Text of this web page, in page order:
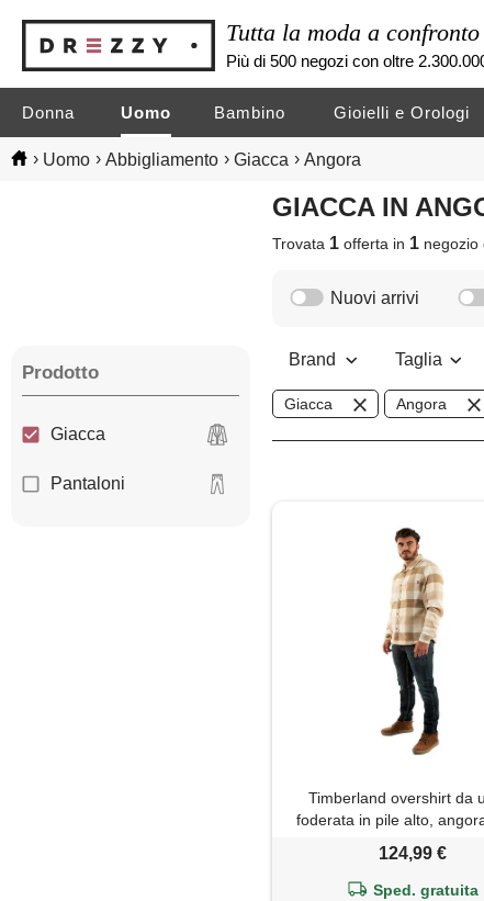
Tutta la moda a confronto
Più di 500 negozi con oltre
Donna Uomo Bambino Gioielli e Orologi
› Uomo › Abbigliamento › Giacca › Angora
GIACCA IN
Trovata 1 offerta in 1 negozio
Prodotto
Giacca
Pantaloni
Nuovi arrivi
Brand Taglia
Giacca Angora
Timberland overshirt da
foderata in pile alto,
124,99 €
Sped. gratuita